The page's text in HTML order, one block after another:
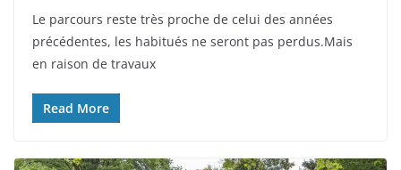
Le parcours reste très proche de celui des années
précédentes, les habitués ne seront pas perdus.Mais
en raison de travaux
Read More